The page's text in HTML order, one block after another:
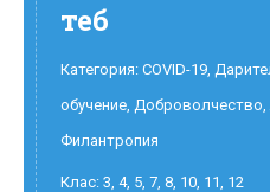
теб
Категория: COVID-19,
обучение, Доброволчество,
Филантропия
Клас: 3, 4, 5, 7, 8, 10, 11, 12